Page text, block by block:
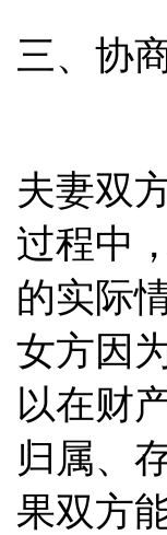
三、协
夫妻双
过程中
的实际
女方因
以在财
归属、
果双方